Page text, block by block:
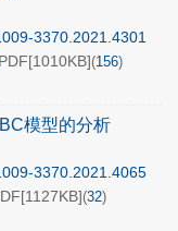
3370.2021.4301
PDF[1010KB](156)
模型的分析
3370.2021.4065
1127KB](32)